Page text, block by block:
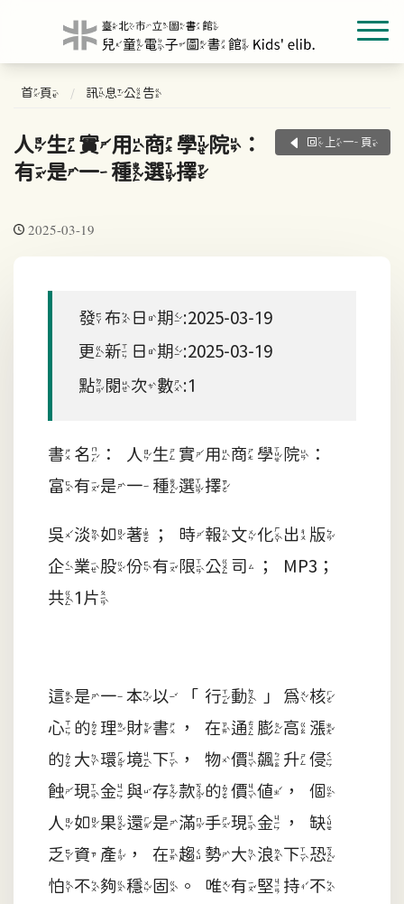
首頁 訊息公告
人生實用商學院：富
有是一種選擇
回上一頁
2025-03-19
發布日期:2025-03-19
更新日期:2025-03-19
點閱次數:1
書名：人生實用商學院：
富有是一種選擇
吳淡如著；時報文化出版
企業股份有限公司；MP3；
共1片
這是一本以「行動」為核
心的理財書，在通膨高漲
的大環境下，物價飆升侵
蝕現金與存款的價值，個
人如果還是滿手現金，缺
乏資產，在趨勢大浪下恐
怕不夠穩固。唯有堅持不